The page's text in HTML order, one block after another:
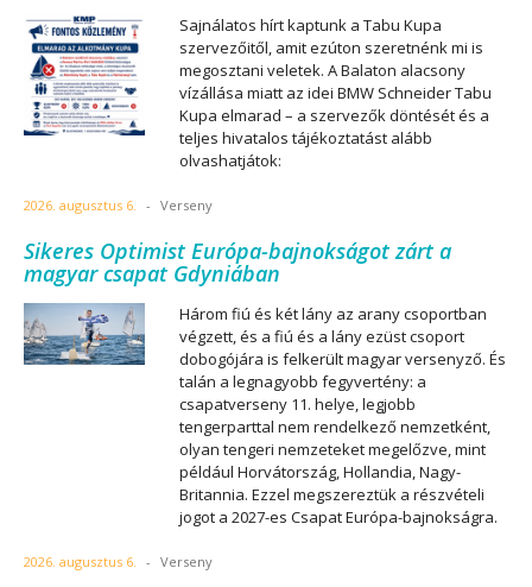
Sajnálatos hírt kaptunk a Tabu Kupa
szervezőitől, amit ezúton szeretnénk mi is
megosztani veletek. A Balaton alacsony
vízállása miatt az idei BMW Schneider Tabu
Kupa elmarad – a szervezők döntését és a
teljes hivatalos tájékoztatást alább
olvashatjátok:
2026. augusztus 6. - Verseny
Sikeres Optimist Európa-bajnokságot zárt a
magyar csapat Gdyniában
Három fiú és két lány az arany csoportban
végzett, és a fiú és a lány ezüst csoport
dobogójára is felkerült magyar versenyző. És
talán a legnagyobb fegyvertény: a
csapatverseny 11. helye, legjobb
tengerparttal nem rendelkező nemzetként,
olyan tengeri nemzeteket megelőzve, mint
például Horvátország, Hollandia, Nagy-
Britannia. Ezzel megszereztük a részvételi
jogot a 2027-es Csapat Európa-bajnokságra.
2026. augusztus 6. - Verseny